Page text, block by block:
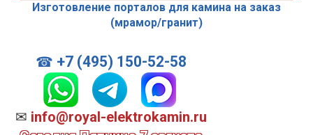
☎ +7 (495) 150-52-58
✉ info@royal-elektrokamin.ru
Изготовление порталов для камина на заказ
(мрамор/гранит)